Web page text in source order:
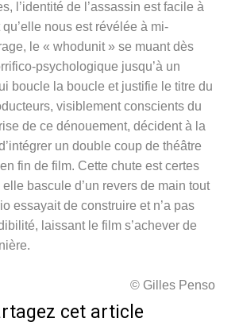
l’identité de l’assassin est facile à
nous est révélée à mi-
le « whodunit » se muant dès
psychologique jusqu’à un
boucle la boucle et justifie le titre du
visiblement conscients du
de ce dénouement, décident à la
un double coup de théâtre
fin de film. Cette chute est certes
bascule d’un revers de main tout
essayait de construire et n’a pas
laissant le film s’achever de
© Gilles Penso
cet article